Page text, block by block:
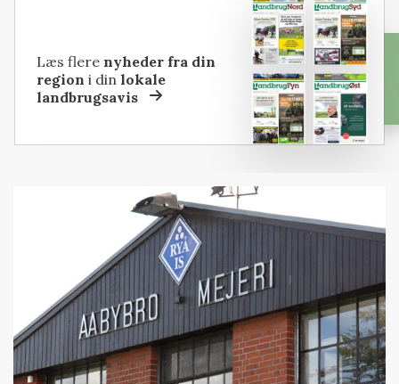
Læs flere nyheder fra din
region i dinlokale
landbrugsavis